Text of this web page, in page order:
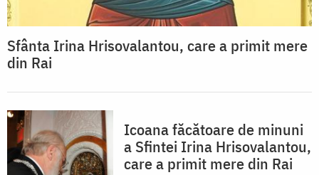
Sfânta Irina Hrisovalantou, care a primit mere
din Rai
Icoana făcătoare de minuni
a Sfintei Irina Hrisovalantou,
care a primit mere din Rai